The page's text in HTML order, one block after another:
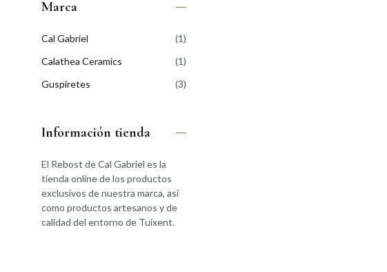
Marca
Cal Gabriel
(1)
Calathea Ceramics
(1)
Guspiretes
(3)
Información tienda
El Rebost de Cal Gabriel es la
tienda online de los productos
exclusivos de nuestra marca, así
como productos artesanos y de
calidad del entorno de Tuixent.